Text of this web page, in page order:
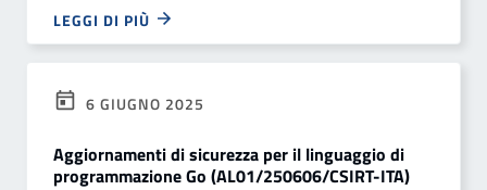
LEGGI DI PIÙ
6 GIUGNO 2025
Aggiornamenti di sicurezza per il linguaggio di
programmazione Go (AL01/250606/CSIRT-ITA)